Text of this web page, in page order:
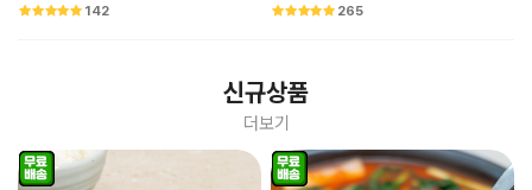
142
265
신규상품
더보기